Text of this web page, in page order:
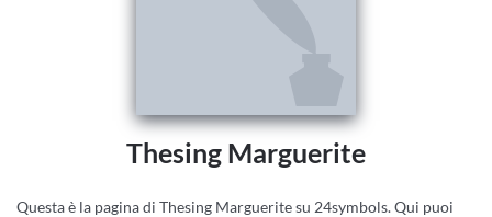
Thesing Marguerite
Questa è la pagina di Thesing Marguerite su 24symbols. Qui puoi